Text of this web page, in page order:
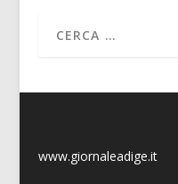
www.giornaleadige.it